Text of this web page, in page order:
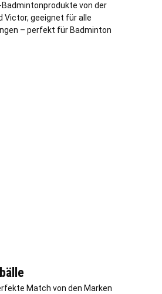
von der
Victor, geeignet für alle
– perfekt für Badminton
Match von den Marken